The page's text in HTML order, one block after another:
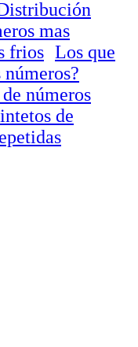
mas
frios Los que
números
de